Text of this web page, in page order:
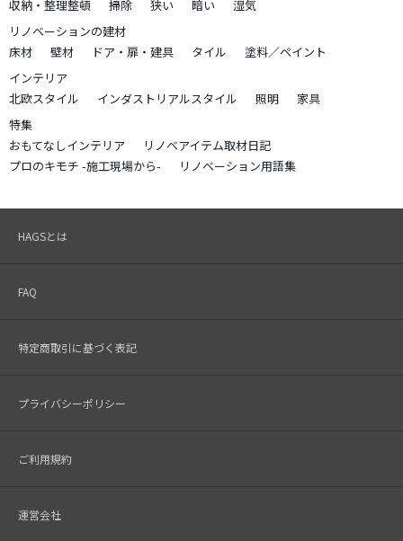
収納・整理整頓
掃除 狭い 暗い
湿気
リノベーションの建材
床材
壁材 ドア・扉・建具 タイル
塗料／ペイント
インテリア
北欧スタイル
インダストリアルスタイル 照明
家具
特集
おもてなしインテリア
リノベアイテム取材日記
プロのキモチ -施工現場から-
リノベーション用語集
HAGSとは
FAQ
特定商取引に基づく表記
プライバシーポリシー
ご利用規約
運営会社